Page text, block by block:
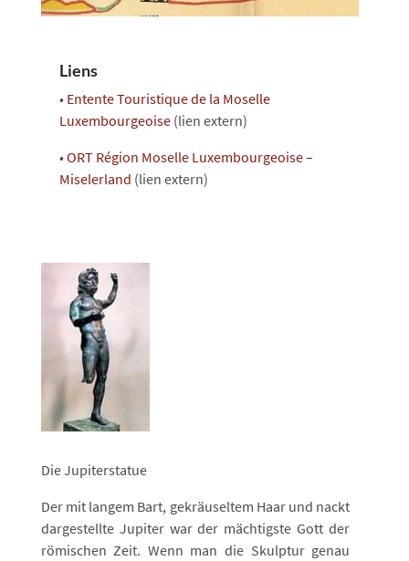
Liens
• Entente Touristique de la Moselle
Luxembourgeoise(lien extern)
•ORT Région Moselle Luxembourgeoise –
Miselerland (lien extern)
Die Jupiterstatue
Der mit langem Bart, gekräuseltem Haar und nackt
dargestellte Jupiter war der mächtigste Gott der
römischen Zeit. Wenn man die Skulptur genau